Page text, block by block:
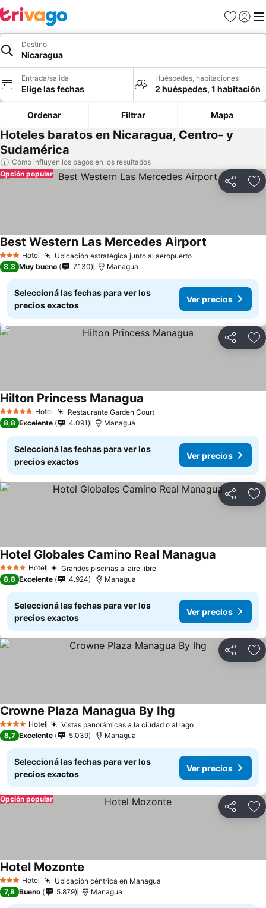
Favoritos
Iniciar
Destino
Nicaragua
Entrada/salida
Elige las fechas
Huéspedes, habitaciones
2 huéspedes, 1 habitación
Ordenar Filtrar Mapa
Hoteles baratos en Nicaragua, Centro- y
Sudamérica
Cómo influyen los pagos en los resultados
Compartir
Opción popular
3 Estrellas
Hotel Ubicación estratégica junto al aeropuerto
Best Western Las Mercedes Airport
8,3 Muy bueno 7.130 Managua
Seleccioná las fechas para ver los
precios exactos
Ver precios
Compartir
5 Estrellas Hotel Restaurante Garden Court
Hilton Princess Managua
8,8 Excelente 4.091 Managua
Seleccioná las fechas para ver los
precios exactos
Ver precios
Compartir
4 EstrellasHotel Grandes piscinas al aire libre
Hotel Globales Camino Real Managua
8,8 Excelente 4.924 Managua
Seleccioná las fechas para ver los
precios exactos
Ver precios
Compartir
4 EstrellasHotel Vistas panorámicas a la ciudad o al lago
Crowne Plaza Managua By Ihg
8,7 Excelente 5.039 Managua
Seleccioná las fechas para ver los
precios exactos
Ver precios
Compartir
Opción popular
3 Estrellas
Hotel Ubicación céntrica en Managua
Hotel Mozonte
7,8 Bueno 5.879 Managua